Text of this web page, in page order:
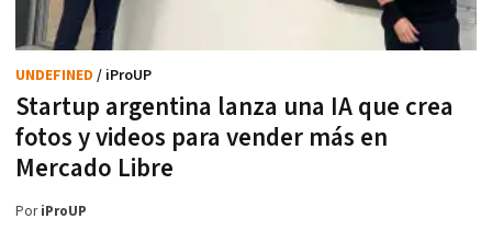
Startup argentina lanza una IA que crea
fotos y videos para vender más en
Mercado Libre
UNDEFINED / iProUP
PoriProUP